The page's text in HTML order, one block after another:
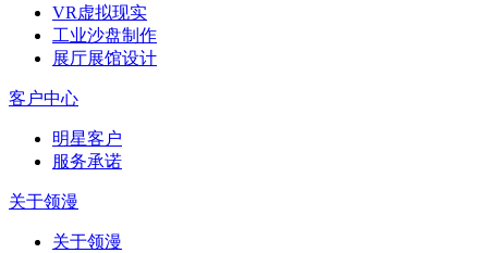
VR虚拟现实
工业沙盘制作
展厅展馆设计
客户中心
明星客户
服务承诺
关于领漫
关于领漫